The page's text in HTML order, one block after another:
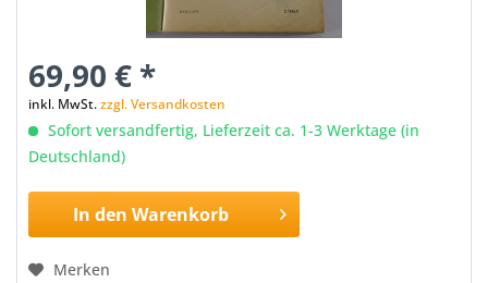
69,90 € *
inkl. MwSt.zzgl. Versandkosten
Sofort versandfertig, Lieferzeit ca. 1-3 Werktage (in
Deutschland)
In den Warenkorb
Merken